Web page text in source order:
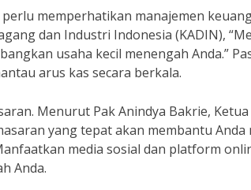
memperhatikan manajemen
dan Industri Indonesia (KADIN),
usaha kecil menengah Anda.”
arus kas secara berkala.
Menurut Pak Anindya Bakrie,
yang tepat akan membantu
media sosial dan platform
Anda.